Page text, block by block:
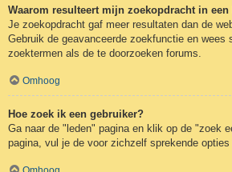
Waarom resulteert mijn zoekopdracht in een
Je zoekopdracht gaf meer resultaten dan de
Gebruik de geavanceerde zoekfunctie en wees
zoektermen als de te doorzoeken forums.
Omhoog
Hoe zoek ik een gebruiker?
Ga naar de "leden" pagina en klik op de "zoek
pagina, vul je de voor zichzelf sprekende opties